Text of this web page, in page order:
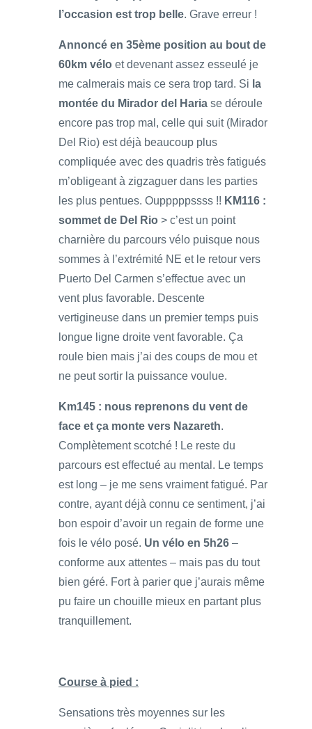
l’occasion est trop belle. Grave erreur !
Annoncé en 35ème position au bout de
60km vélo et devenant assez esseulé je
me calmerais mais ce sera trop tard. Si la
montée du Mirador del Haria se déroule
encore pas trop mal, celle qui suit (Mirador
Del Rio) est déjà beaucoup plus
compliquée avec des quadris très fatigués
m’obligeant à zigzaguer dans les parties
les plus pentues. Oupppppssss !! KM116 :
sommet de Del Rio > c’est un point
charnière du parcours vélo puisque nous
sommes à l’extrémité NE et le retour vers
Puerto Del Carmen s’effectue avec un
vent plus favorable. Descente
vertigineuse dans un premier temps puis
longue ligne droite vent favorable. Ça
roule bien mais j’ai des coups de mou et
ne peut sortir la puissance voulue.
Km145 : nous reprenons du vent de
face et ça monte vers Nazareth.
Complètement scotché ! Le reste du
parcours est effectué au mental. Le temps
est long – je me sens vraiment fatigué. Par
contre, ayant déjà connu ce sentiment, j’ai
bon espoir d’avoir un regain de forme une
fois le vélo posé. Un vélo en 5h26 –
conforme aux attentes – mais pas du tout
bien géré. Fort à parier que j’aurais même
pu faire un chouille mieux en partant plus
tranquillement.
Course à pied :
Sensations très moyennes sur les